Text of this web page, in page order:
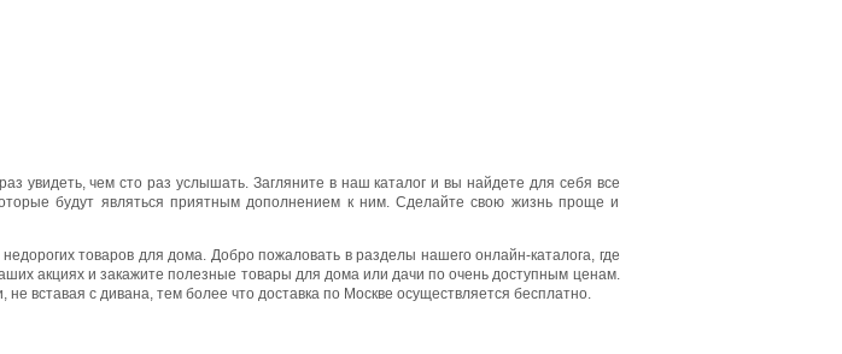
увидеть, чем сто раз услышать. Загляните в наш каталог и вы найдете для себя все
будут являться приятным дополнением к ним. Сделайте свою жизнь проще и
товаров для дома. Добро пожаловать в разделы нашего онлайн-каталога, где
акциях и закажите полезные товары для дома или дачи по очень доступным ценам.
вставая с дивана, тем более что доставка по Москве осуществляется бесплатно.